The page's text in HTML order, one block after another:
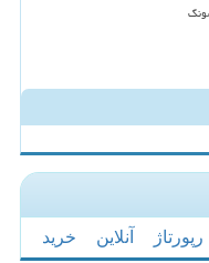
رپورتاژ آنلاین خرید